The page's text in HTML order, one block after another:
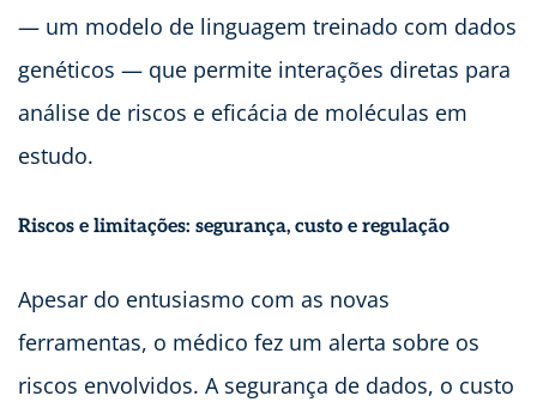
— um modelo de linguagem treinado com dados
genéticos — que permite interações diretas para
análise de riscos e eficácia de moléculas em
estudo.
Riscos e limitações: segurança, custo e regulação
Apesar do entusiasmo com as novas
ferramentas, o médico fez um alerta sobre os
riscos envolvidos. A segurança de dados, o custo